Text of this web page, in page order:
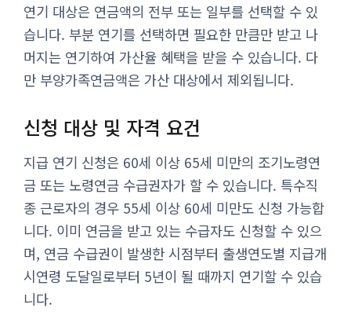
연기 대상은 연금액의 전부 또는 일부를 선택할 수 있
습니다. 부분 연기를 선택하면 필요한 만큼만 받고 나
머지는 연기하여 가산율 혜택을 받을 수 있습니다. 다
만 부양가족연금액은 가산 대상에서 제외됩니다.
신청 대상 및 자격 요건
지급 연기 신청은 60세 이상 65세 미만의 조기노령연
금 또는 노령연금 수급권자가 할 수 있습니다. 특수직
종 근로자의 경우 55세 이상 60세 미만도 신청 가능합
니다. 이미 연금을 받고 있는 수급자도 신청할 수 있으
며, 연금 수급권이 발생한 시점부터 출생연도별 지급개
시연령 도달일로부터 5년이 될 때까지 연기할 수 있습
니다.